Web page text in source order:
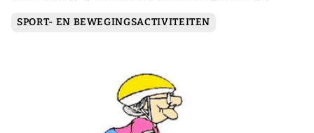
SPORT- EN BEWEGINGSACTIVITEITEN